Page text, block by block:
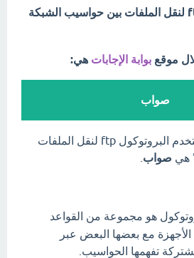
يستخدم البروتوكول ftp لنقل الملفات بين حواسيب الشبكة
موقع بوابة الإجابات هي:
صواب
الإجابة على سؤال "يستخدم البروتوكول ftp لنقل الملفات
هي صواب
هو مجموعة من القواعد
مع بعضها البعض عبر
تفهمها الحواسيب.